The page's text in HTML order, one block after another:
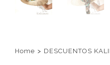
Home > DESCUENTOS